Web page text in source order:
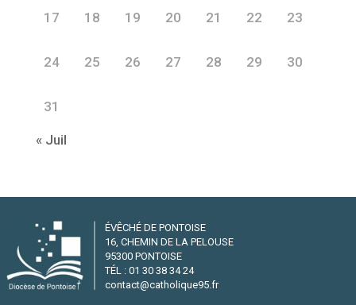
17 18 19 20 21 22 23
24 25 26 27 28 29 30
31
« Juil
ÉVÊCHÉ DE PONTOISE
16, CHEMIN DE LA PELOUSE
95300 PONTOISE
TÉL : 01 30 38 34 24
contact@catholique95.fr